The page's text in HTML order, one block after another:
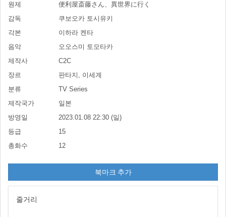
원제
便利屋斎藤さん、異世界に行く
감독
쿠보오카 토시유키
각본
이하라 켄타
음악
오오스미 토모타카
제작사
C2C
장르
판타지, 이세계
분류
TV Series
제작국가
일본
방영일
2023.01.08 22:30 (일)
등급
15
총화수
12
북마크 추가
줄거리